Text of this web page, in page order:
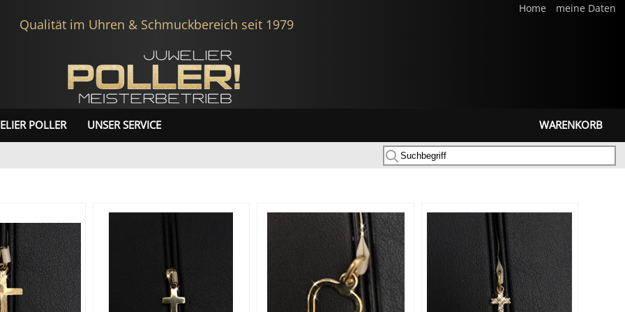
Home meine Daten
Qualität im Uhren & Schmuckbereich seit 1979
POLLER UNSER SERVICE WARENKORB